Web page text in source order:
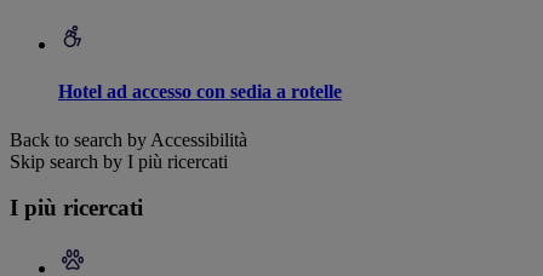
Hotel ad accesso con sedia a rotelle
Back to search by Accessibilità
Skip search by I più ricercati
I più ricercati